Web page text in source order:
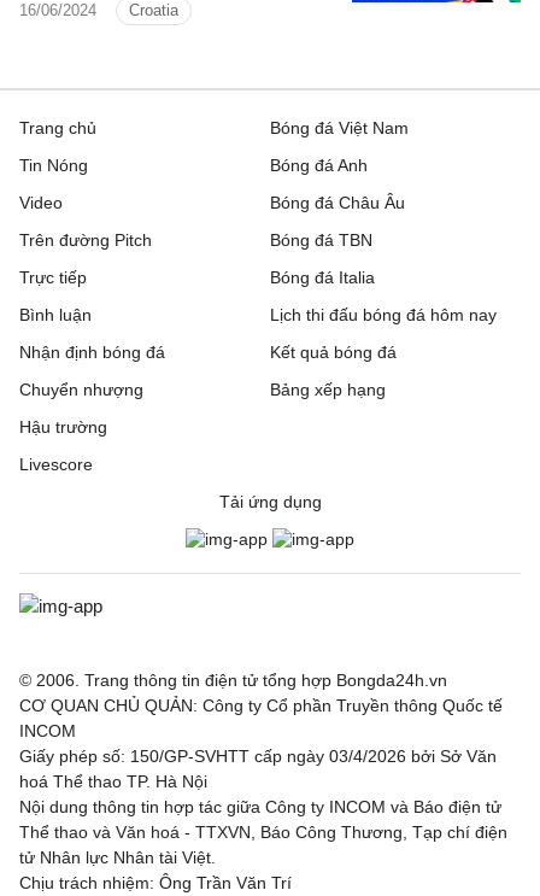
16/06/2024 Croatia
Trang chủ
Tin Nóng
Video
Trên đường Pitch
Trực tiếp
Bóng đá Việt Nam
Bóng đá Anh
Bóng đá Châu Âu
Bóng đá TBN
Bóng đá Italia
Bình luận
Nhận định bóng đá
Chuyển nhượng
Hậu trường
Livescore
Lịch thi đấu bóng đá hôm nay
Kết quả bóng đá
Bảng xếp hạng
Tải ứng dụng
© 2006. Trang thông tin điện tử tổng hợp Bongda24h.vn
CƠ QUAN CHỦ QUẢN: Công ty Cổ phần Truyền thông Quốc tế
INCOM
Giấy phép số: 150/GP-SVHTT cấp ngày 03/4/2026 bởi Sở Văn
hoá Thể thao TP. Hà Nội
Nội dung thông tin hợp tác giữa Công ty INCOM và Báo điện tử
Thể thao và Văn hoá - TTXVN, Báo Công Thương, Tạp chí điện
tử Nhân lực Nhân tài Việt.
Chịu trách nhiệm: Ông Trần Văn Trí